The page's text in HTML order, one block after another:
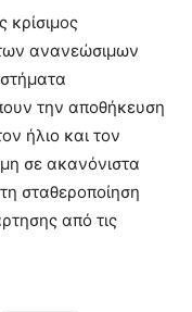
κρίσιμος
ανανεώσιμων
την αποθήκευση
ήλιο και τον
σε ακανόνιστα
σταθεροποίηση
από τις